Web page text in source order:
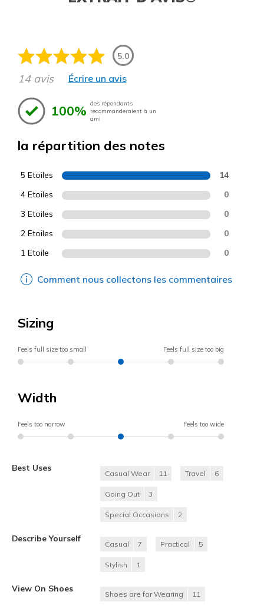
5.0
14 avis Écrire un avis
100% des répondants
recommanderaient à un
ami
la répartition des notes
5 Etoiles 14
4 Etoiles 0
3 Etoiles 0
2 Etoiles 0
1 Etoile 0
Comment nous collectons les commentaires
Sizing
Feels full size too small Feels full size too big
Width
Feels too narrow Feels too wide
Best Uses
Casual Wear 11 Travel 6
Going Out 3
Special Occasions 2
Describe Yourself
Casual 7 Practical 5
Stylish 1
View On Shoes
Shoes are for Wearing 11